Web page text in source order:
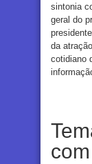
sintonia
geral do
da
cotidiano